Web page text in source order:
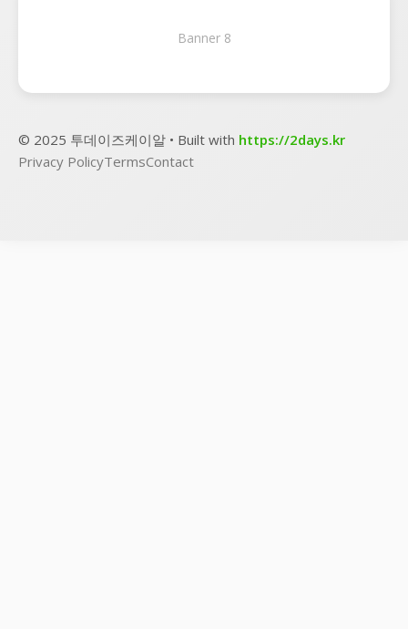
Banner 8
© 2025 투데이즈케이알 • Built with https://2days.kr
Privacy PolicyTermsContact